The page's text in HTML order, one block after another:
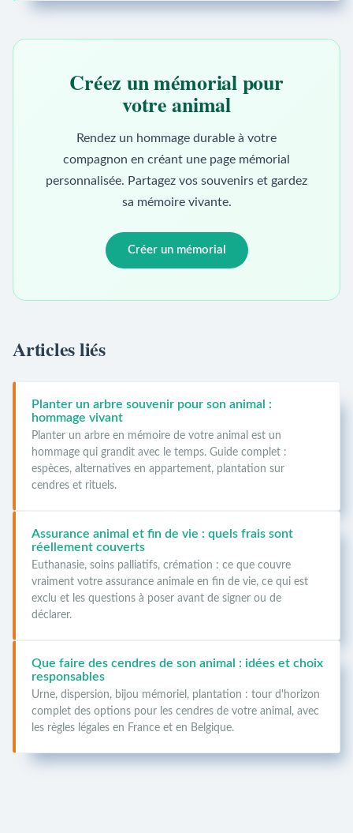
Créez un mémorial pour
votre animal
Rendez un hommage durable à votre
compagnon en créant une page mémorial
personnalisée. Partagez vos souvenirs et gardez
sa mémoire vivante.
Créer un mémorial
Articles liés
Planter un arbre souvenir pour son animal :
hommage vivant
Planter un arbre en mémoire de votre animal est un
hommage qui grandit avec le temps. Guide complet :
espèces, alternatives en appartement, plantation sur
cendres et rituels.
Assurance animal et fin de vie : quels frais sont
réellement couverts
Euthanasie, soins palliatifs, crémation : ce que couvre
vraiment votre assurance animale en fin de vie, ce qui est
exclu et les questions à poser avant de signer ou de
déclarer.
Que faire des cendres de son animal : idées et choix
responsables
Urne, dispersion, bijou mémoriel, plantation : tour d'horizon
complet des options pour les cendres de votre animal, avec
les règles légales en France et en Belgique.